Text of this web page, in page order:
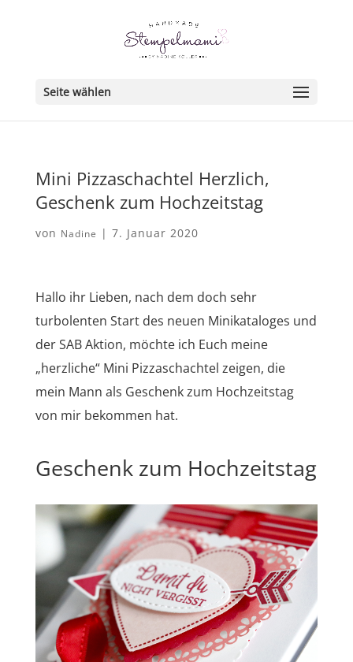
Seite wählen
Mini Pizzaschachtel Herzlich,
Geschenk zum Hochzeitstag
von Nadine | 7. Januar 2020
Hallo ihr Lieben, nach dem doch sehr
turbolenten Start des neuen Minikataloges und
der SAB Aktion, möchte ich Euch meine
„herzliche“ Mini Pizzaschachtel zeigen, die
mein Mann als Geschenk zum Hochzeitstag
von mir bekommen hat.
Geschenk zum Hochzeitstag